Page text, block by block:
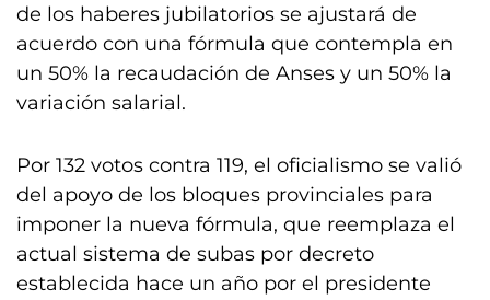
de los haberes jubilatorios se ajustará de
acuerdo con una fórmula que contempla en
un 50% la recaudación de Anses y un 50% la
variación salarial.
Por 132 votos contra 119, el oficialismo se valió
del apoyo de los bloques provinciales para
imponer la nueva fórmula, que reemplaza el
actual sistema de subas por decreto
establecida hace un año por el presidente